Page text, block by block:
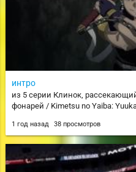
интро
из 5 серии Клинок,
фонарей / Kimetsu no Yaiba:
1 год назад 38 просмотров